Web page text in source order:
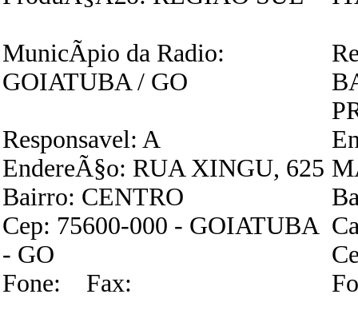
MunicÃ­pio da Radio:
GOIATUBA / GO
Responsavel: A
EndereÃ§o: RUA XINGU, 625
Bairro: CENTRO
Cep: 75600-000 - GOIATUBA
- GO
Fone: Fax: